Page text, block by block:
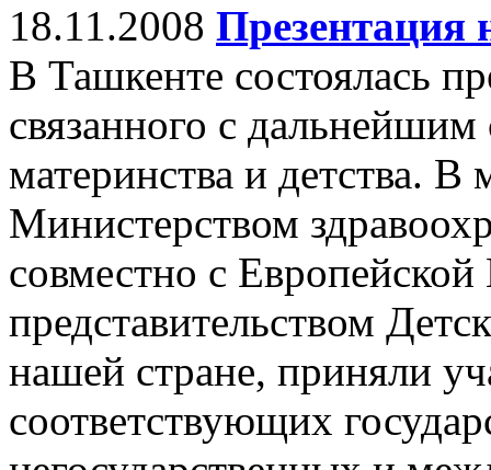
18.11.2008 Презентация
В Ташкенте состоялась
связанного с
материнства и детства.
Министерством
совместно с
представительством
нашей стране, приняли
соответствующих